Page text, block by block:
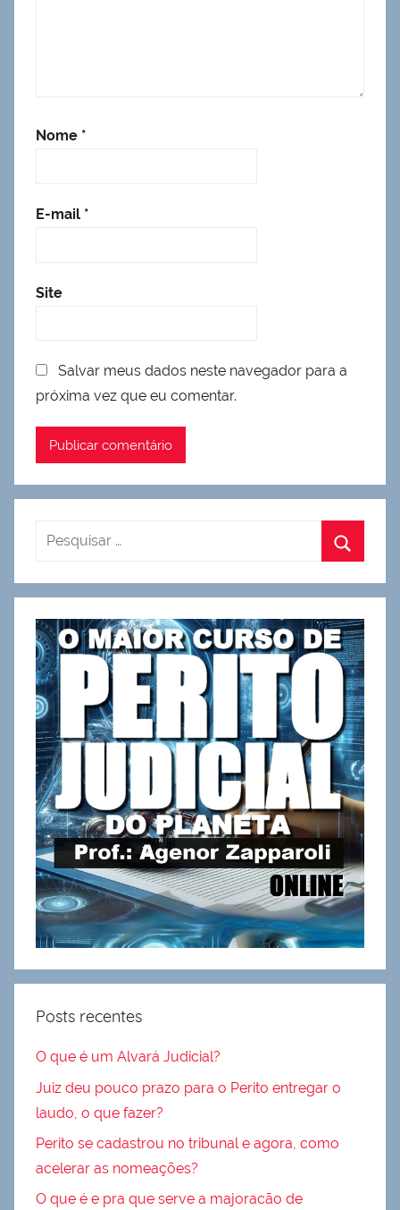
Nome *
E-mail *
Site
Salvar meus dados neste navegador para a
próxima vez que eu comentar.
Posts recentes
O que é um Alvará Judicial?
Juiz deu pouco prazo para o Perito entregar o
laudo, o que fazer?
Perito se cadastrou no tribunal e agora, como
acelerar as nomeações?
O que é e pra que serve a majoracão de